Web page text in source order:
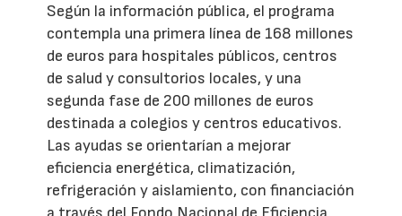
Según la información pública, el programa
contempla una primera línea de 168 millones
de euros para hospitales públicos, centros
de salud y consultorios locales, y una
segunda fase de 200 millones de euros
destinada a colegios y centros educativos.
Las ayudas se orientarían a mejorar
eficiencia energética, climatización,
refrigeración y aislamiento, con financiación